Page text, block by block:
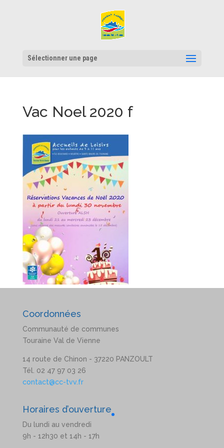
Sélectionner une page
Vac Noel 2020 f
Coordonnées
Communauté de communes
Touraine Val de Vienne
14 route de Chinon - 37220 PANZOULT
Tél. 02 47 97 03 26
contact@cc-tvv.fr
Horaires d’ouverture
Du lundi au vendredi
9h - 12h30 et 14h - 17h